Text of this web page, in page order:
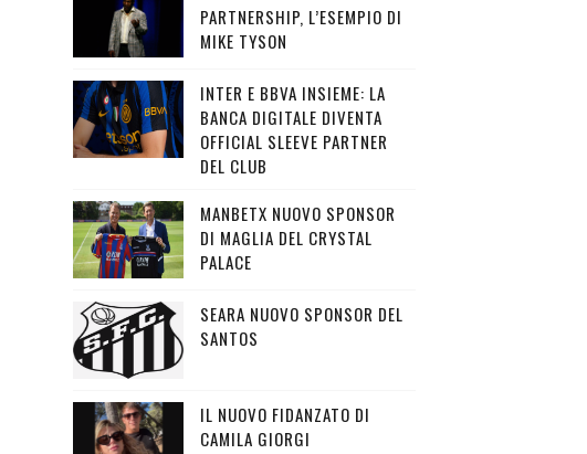
PARTNERSHIP, L’ESEMPIO DI
MIKE TYSON
INTER E BBVA INSIEME: LA
BANCA DIGITALE DIVENTA
OFFICIAL SLEEVE PARTNER
DEL CLUB
MANBETX NUOVO SPONSOR
DI MAGLIA DEL CRYSTAL
PALACE
SEARA NUOVO SPONSOR DEL
SANTOS
IL NUOVO FIDANZATO DI
CAMILA GIORGI